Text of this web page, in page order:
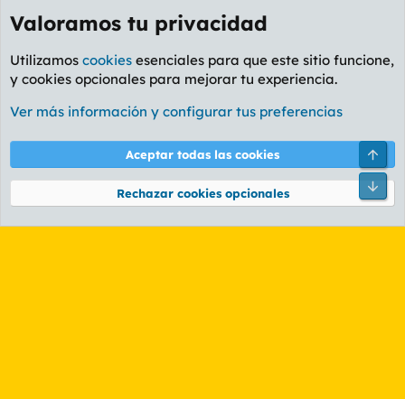
Etiquetas
Cookies
PL OLDSTYLE AMARILLO
Términos y reglas Política de privacidad Ayuda
Community platform by XenForo® © 2010-2026 XenForo Ltd.
Valoramos tu privacidad
Utilizamos cookies esenciales para que este sitio funcione,
y cookies opcionales para mejorar tu experiencia.
Ver más información y configurar tus preferencias
Aceptar todas las cookies
Rechazar cookies opcionales
Pie